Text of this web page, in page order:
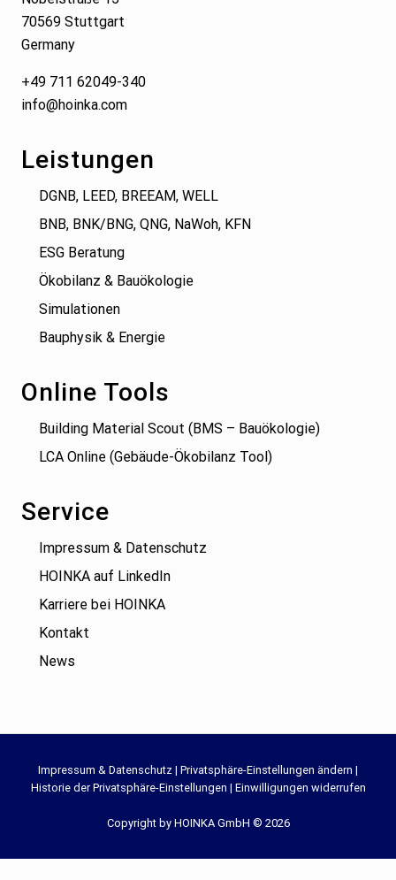
70569 Stuttgart
Germany
+49 711 62049-340
info@hoinka.com
Leistungen
DGNB, LEED, BREEAM, WELL
BNB, BNK/BNG, QNG, NaWoh, KFN
ESG Beratung
Ökobilanz & Bauökologie
Simulationen
Bauphysik & Energie
Online Tools
Building Material Scout (BMS – Bauökologie)
LCA Online (Gebäude-Ökobilanz Tool)
Service
Impressum & Datenschutz
HOINKA auf LinkedIn
Karriere bei HOINKA
Kontakt
News
Site
Impressum & Datenschutz | Privatsphäre-Einstellungen ändern |
Historie der Privatsphäre-Einstellungen | Einwilligungen widerrufen
Copyright by HOINKA GmbH © 2026